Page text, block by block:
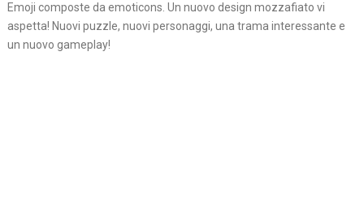
Emoji composte da emoticons. Un nuovo design mozzafiato vi
aspetta! Nuovi puzzle, nuovi personaggi, una trama interessante e
un nuovo gameplay!